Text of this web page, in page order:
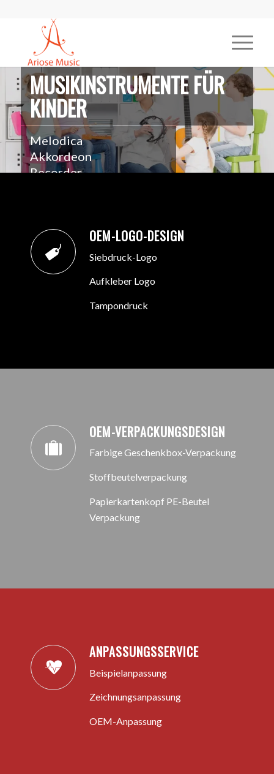
MUSIKINSTRUMENTE FÜR
KINDER
Melodica
Akkordeon
Recorder
Tonblock
Xylophon
Schlagzeug & Percussion
KATALOG ANFORDERN
OEM-LOGO-DESIGN
Siebdruck-Logo
Aufkleber Logo
Tampondruck
OEM-VERPACKUNGSDESIGN
Farbige Geschenkbox-Verpackung
Stoffbeutelverpackung
Papierkartenkopf PE-Beutel
Verpackung
ANPASSUNGSSERVICE
Beispielanpassung
Zeichnungsanpassung
OEM-Anpassung